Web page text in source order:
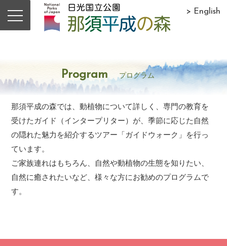
> English
Program プログラム
那須平成の森では、動植物について詳しく、専門の教育を
受けたガイド（インタープリター）が、季節に応じた自然
の隠れた魅力を紹介するツアー「ガイドウォーク」を行っ
ています。
ご家族連れはもちろん、自然や動植物の生態を知りたい、
自然に癒されたいなど、様々な方にお勧めのプログラムで
す。